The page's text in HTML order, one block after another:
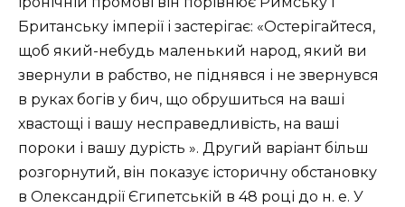
Британську імперії і застерігає: «Остерігайтеся,
щоб який-небудь маленький народ, який ви
звернули в рабство, не піднявся і не звернувся
в руках богів у бич, що обрушиться на ваші
хвастощі і вашу несправедливість, на ваші
пороки і вашу дурість ». Другий варіант більш
розгорнутий, він показує історичну обстановку
в Олександрії Єгипетській в 48 році до н. е. У